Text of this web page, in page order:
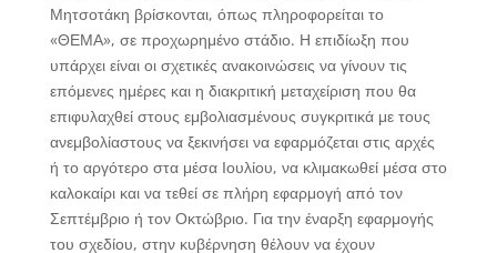
Μητσοτάκη βρίσκονται, όπως πληροφορείται το
«ΘΕΜΑ», σε προχωρημένο στάδιο. Η επιδίωξη που
υπάρχει είναι οι σχετικές ανακοινώσεις να γίνουν τις
επόμενες ημέρες και η διακριτική μεταχείριση που θα
επιφυλαχθεί στους εμβολιασμένους συγκριτικά με τους
ανεμβολίαστους να ξεκινήσει να εφαρμόζεται στις αρχές
ή το αργότερο στα μέσα Ιουλίου, να κλιμακωθεί μέσα στο
καλοκαίρι και να τεθεί σε πλήρη εφαρμογή από τον
Σεπτέμβριο ή τον Οκτώβριο. Για την έναρξη εφαρμογής
του σχεδίου, στην κυβέρνηση θέλουν να έχουν